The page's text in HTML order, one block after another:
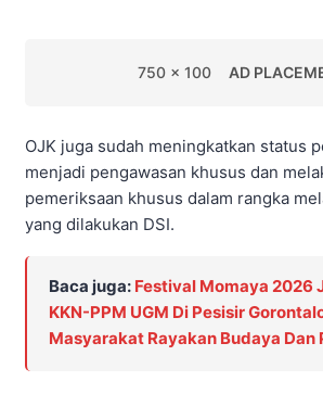
750 x 100 AD
OJK juga sudah meningkatkan status
menjadi pengawasan khusus dan
pemeriksaan khusus dalam rangka
yang dilakukan DSI.
Baca juga: Festival Momaya 2026
KKN-PPM UGM Di Pesisir
Masyarakat Rayakan Budaya Dan